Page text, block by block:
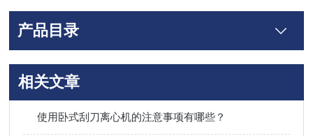
产品目录
相关文章
使用卧式刮刀离心机的注意事项有哪些？